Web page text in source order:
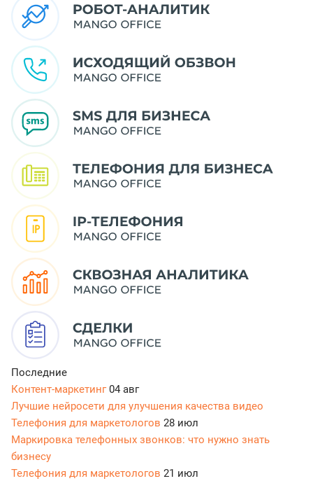
Последние
Контент-маркетинг04 авг
Лучшие нейросети для улучшения качества видео
Телефония для маркетологов 28 июл
Маркировка телефонных звонков: что нужно знать
бизнесу
Телефония для маркетологов 21 июл